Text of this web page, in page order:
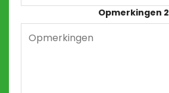
Opmerkingen 2